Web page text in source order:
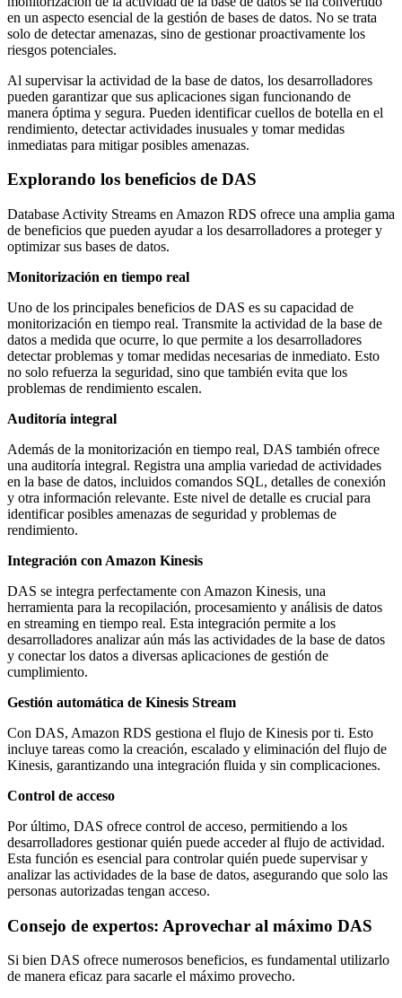
en un aspecto esencial de la gestión de bases de datos. No se trata
solo de detectar amenazas, sino de gestionar proactivamente los
riesgos potenciales.
Al supervisar la actividad de la base de datos, los desarrolladores
pueden garantizar que sus aplicaciones sigan funcionando de
manera óptima y segura. Pueden identificar cuellos de botella en el
rendimiento, detectar actividades inusuales y tomar medidas
inmediatas para mitigar posibles amenazas.
Explorando los beneficios de DAS
Database Activity Streams en Amazon RDS ofrece una amplia gama
de beneficios que pueden ayudar a los desarrolladores a proteger y
optimizar sus bases de datos.
Monitorización en tiempo real
Uno de los principales beneficios de DAS es su capacidad de
monitorización en tiempo real. Transmite la actividad de la base de
datos a medida que ocurre, lo que permite a los desarrolladores
detectar problemas y tomar medidas necesarias de inmediato. Esto
no solo refuerza la seguridad, sino que también evita que los
problemas de rendimiento escalen.
Auditoría integral
Además de la monitorización en tiempo real, DAS también ofrece
una auditoría integral. Registra una amplia variedad de actividades
en la base de datos, incluidos comandos SQL, detalles de conexión
y otra información relevante. Este nivel de detalle es crucial para
identificar posibles amenazas de seguridad y problemas de
rendimiento.
Integración con Amazon Kinesis
DAS se integra perfectamente con Amazon Kinesis, una
herramienta para la recopilación, procesamiento y análisis de datos
en streaming en tiempo real. Esta integración permite a los
desarrolladores analizar aún más las actividades de la base de datos
y conectar los datos a diversas aplicaciones de gestión de
cumplimiento.
Gestión automática de Kinesis Stream
Con DAS, Amazon RDS gestiona el flujo de Kinesis por ti. Esto
incluye tareas como la creación, escalado y eliminación del flujo de
Kinesis, garantizando una integración fluida y sin complicaciones.
Control de acceso
Por último, DAS ofrece control de acceso, permitiendo a los
desarrolladores gestionar quién puede acceder al flujo de actividad.
Esta función es esencial para controlar quién puede supervisar y
analizar las actividades de la base de datos, asegurando que solo las
personas autorizadas tengan acceso.
Consejo de expertos: Aprovechar al máximo DAS
Si bien DAS ofrece numerosos beneficios, es fundamental utilizarlo
de manera eficaz para sacarle el máximo provecho.